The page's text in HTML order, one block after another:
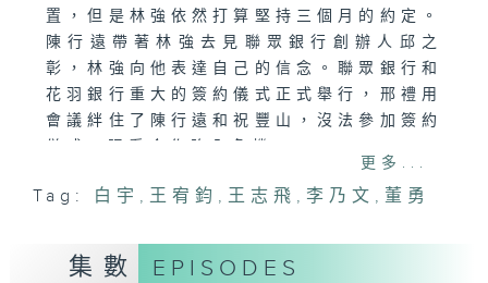
置，但是林強依然打算堅持三個月的約定。
陳行遠帶著林強去見聯眾銀行創辦人邱之
彰，林強向他表達自己的信念。聯眾銀行和
花羽銀行重大的簽約儀式正式舉行，邢禮用
會議絆住了陳行遠和祝豐山，沒法參加簽約
更多...
Tag: 白宇 , 王宥​​鈞 , 王志飛 , 李乃文 , 董勇
集數 EPISODES